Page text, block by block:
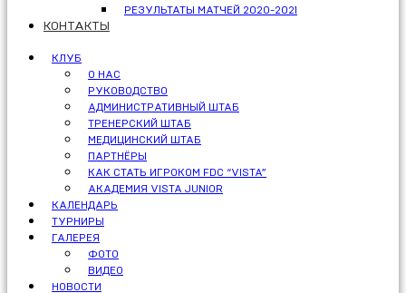
РЕЗУЛЬТАТЫ МАТЧЕЙ 2020-2021
КОНТАКТЫ
КЛУБ
О НАС
РУКОВОДСТВО
АДМИНИСТРАТИВНЫЙ ШТАБ
ТРЕНЕРСКИЙ ШТАБ
МЕДИЦИНСКИЙ ШТАБ
ПАРТНЁРЫ
КАК СТАТЬ ИГРОКОМ FDC “VISTA”
АКАДЕМИЯ VISTA JUNIOR
КАЛЕНДАРЬ
ТУРНИРЫ
ГАЛЕРЕЯ
ФОТО
ВИДЕО
НОВОСТИ